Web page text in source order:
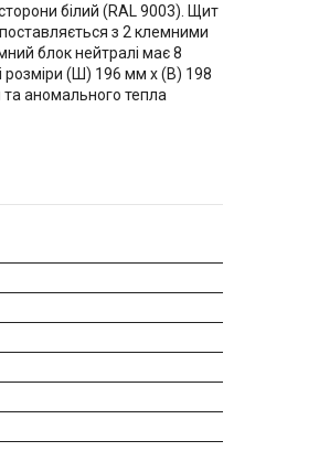
білий (RAL 9003). Щит
з 2 клемними
блок нейтралі має 8
розміри (Ш) 196 мм x (В) 198
та аномального тепла